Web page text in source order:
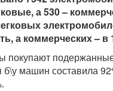
а 530 –
а коммерческих – в
покупают
машин составила